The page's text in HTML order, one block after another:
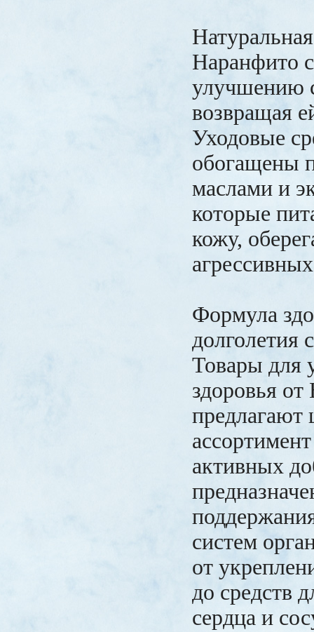
Наранфито
улучшению
возвращая
Уходовые
обогащены
маслами и
которые
кожу,
Формула
долголетия
Товары для
здоровья
активных
систем
от
до средств
сердца и